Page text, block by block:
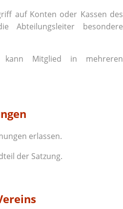
auf Konten oder Kassen des
Abteilungsleiter besondere
kann Mitglied in mehreren
erlassen.
der Satzung.